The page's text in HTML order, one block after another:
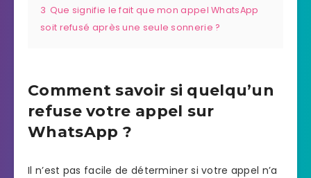
3 Que signifie le fait que mon appel WhatsApp
soit refusé après une seule sonnerie ?
Comment savoir si quelqu’un
refuse votre appel sur
WhatsApp ?
Il n’est pas facile de déterminer si votre appel n’a